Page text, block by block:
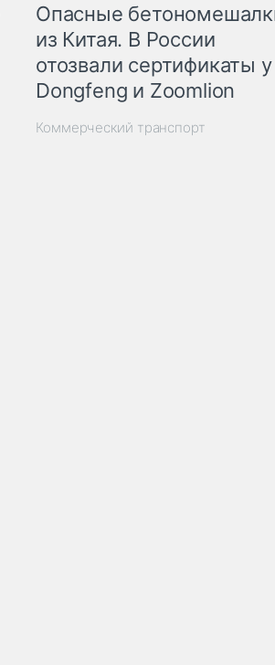
Опасные
из Китая. В России
отозвали сертификаты у
Dongfeng и Zoomlion
Коммерческий транспорт